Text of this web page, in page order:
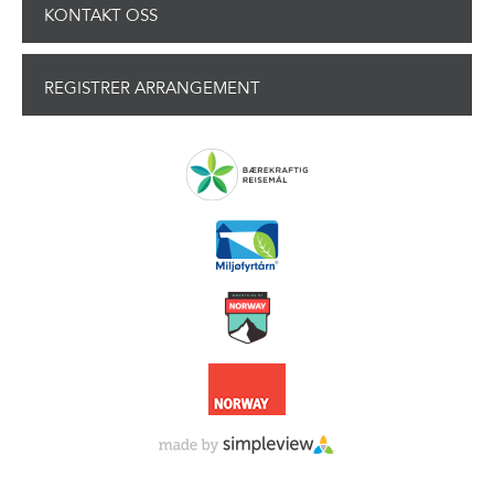
KONTAKT OSS
REGISTRER ARRANGEMENT